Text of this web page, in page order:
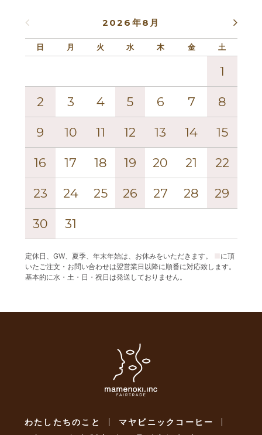
2026年8月
日 月 火 水 木 金 土
1
2 3 4 5 6 7 8
9 10 11 12 13 14 15
16 17 18 19 20 21 22
23 24 25 26 27 28 29
30 31
定休日、GW、夏季、年末年始は、お休みをいただきます。
に頂
いたご注文・お問い合わせは翌営業日以降に順番に対応致します。
基本的に水・土・日・祝日は発送しておりません。
わたしたちのこと
マヤビニックコーヒー